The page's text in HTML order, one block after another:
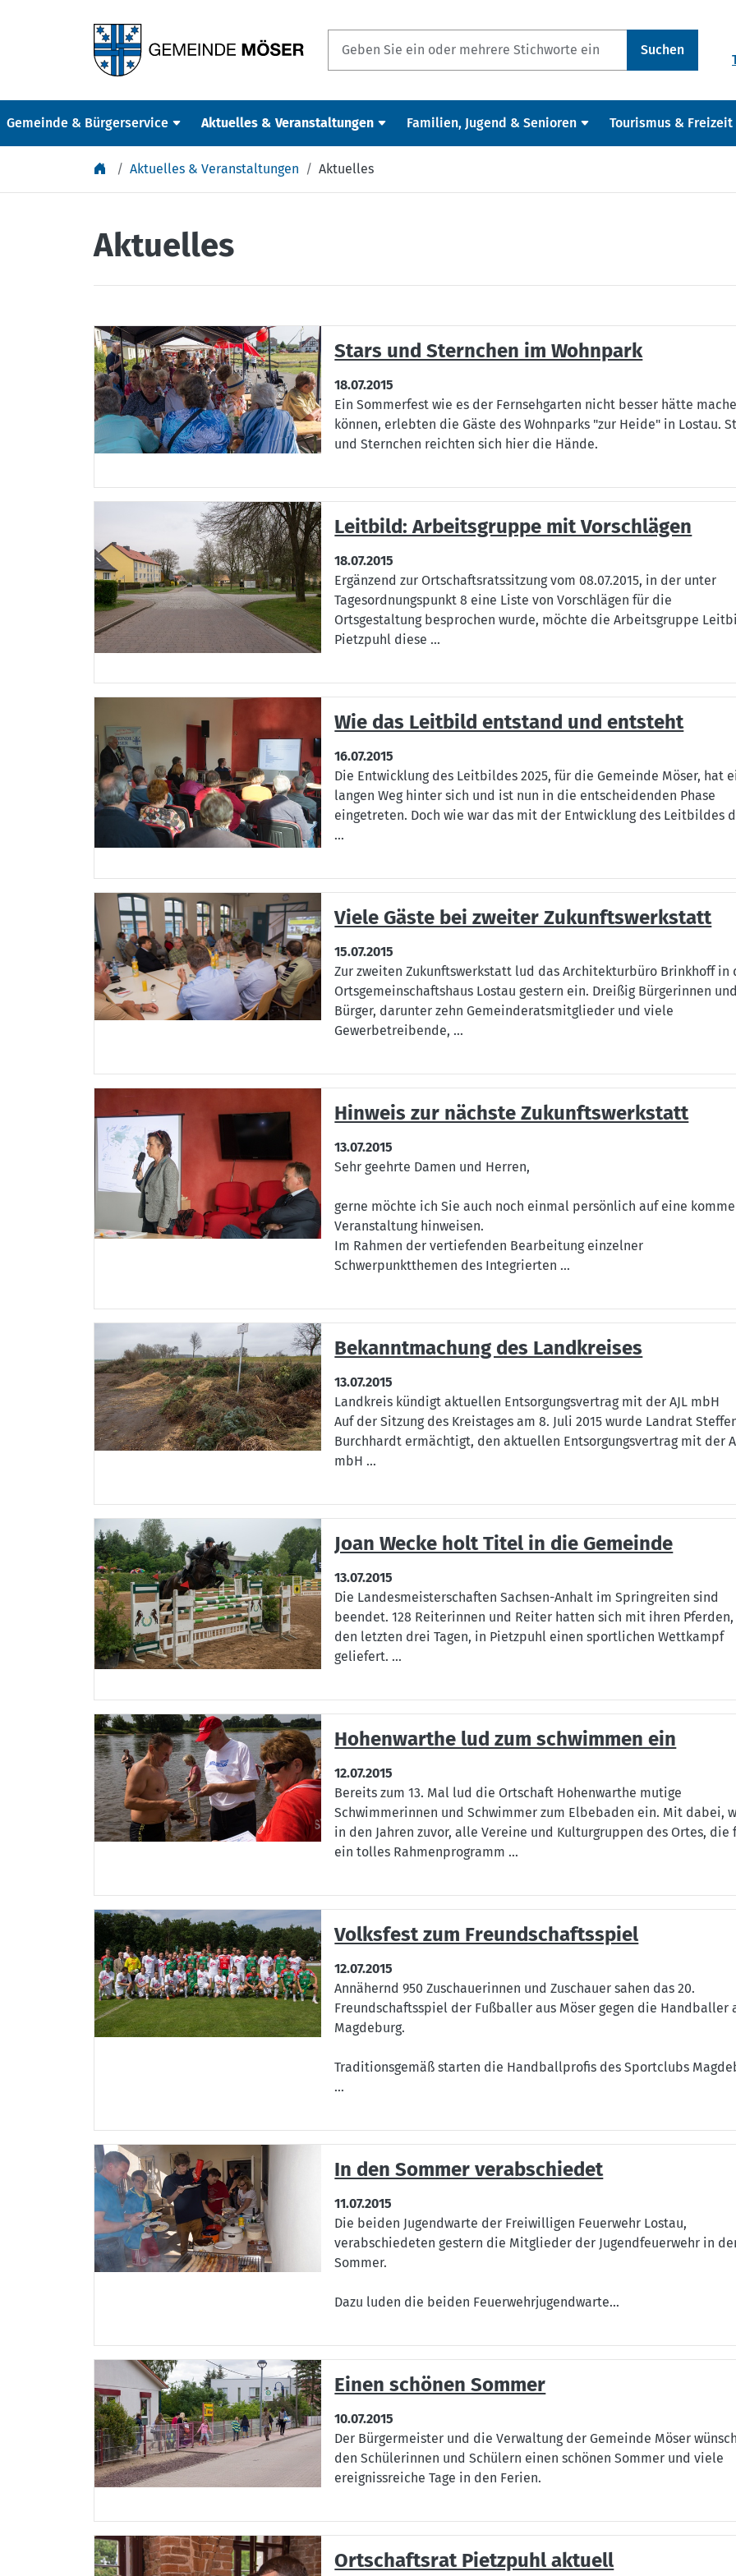
Suchen
Gemeinde & Bürgerservice Aktuelles & Veranstaltungen Familien, Jugend & Senioren Tourismus & Freizeit
Aktuelles & Veranstaltungen Aktuelles
Aktuelles
Stars und Sternchen im Wohnpark
18.07.2015
Ein Sommerfest wie es der Fernsehgarten nicht besser hätte
können, erlebten die Gäste des Wohnparks "zur Heide" in Lostau.
und Sternchen reichten sich hier die Hände.
Leitbild: Arbeitsgruppe mit Vorschlägen
18.07.2015
Ergänzend zur Ortschaftsratssitzung vom 08.07.2015, in der unter
Tagesordnungspunkt 8 eine Liste von Vorschlägen für die
Ortsgestaltung besprochen wurde, möchte die Arbeitsgruppe
Pietzpuhl diese ...
Wie das Leitbild entstand und entsteht
16.07.2015
Die Entwicklung des Leitbildes 2025, für die Gemeinde Möser, hat
langen Weg hinter sich und ist nun in die entscheidenden Phase
eingetreten. Doch wie war das mit der Entwicklung des Leitbildes
...
Viele Gäste bei zweiter Zukunftswerkstatt
15.07.2015
Zur zweiten Zukunftswerkstatt lud das Architekturbüro Brinkhoff in
Ortsgemeinschaftshaus Lostau gestern ein. Dreißig Bürgerinnen und
Bürger, darunter zehn Gemeinderatsmitglieder und viele
Gewerbetreibende, ...
Hinweis zur nächste Zukunftswerkstatt
13.07.2015
Sehr geehrte Damen und Herren,
gerne möchte ich Sie auch noch einmal persönlich auf eine
Veranstaltung hinweisen.
Im Rahmen der vertiefenden Bearbeitung einzelner
Schwerpunktthemen des Integrierten ...
Bekanntmachung des Landkreises
13.07.2015
Landkreis kündigt aktuellen Entsorgungsvertrag mit der AJL mbH
Auf der Sitzung des Kreistages am 8. Juli 2015 wurde Landrat
Burchhardt ermächtigt, den aktuellen Entsorgungsvertrag mit der
mbH ...
Joan Wecke holt Titel in die Gemeinde
13.07.2015
Die Landesmeisterschaften Sachsen-Anhalt im Springreiten sind
beendet. 128 Reiterinnen und Reiter hatten sich mit ihren Pferden,
den letzten drei Tagen, in Pietzpuhl einen sportlichen Wettkampf
geliefert. ...
Hohenwarthe lud zum schwimmen ein
12.07.2015
Bereits zum 13. Mal lud die Ortschaft Hohenwarthe mutige
Schwimmerinnen und Schwimmer zum Elbebaden ein. Mit dabei,
in den Jahren zuvor, alle Vereine und Kulturgruppen des Ortes, die
ein tolles Rahmenprogramm ...
Volksfest zum Freundschaftsspiel
12.07.2015
Annähernd 950 Zuschauerinnen und Zuschauer sahen das 20.
Freundschaftsspiel der Fußballer aus Möser gegen die Handballer
Magdeburg.
Traditionsgemäß starten die Handballprofis des Sportclubs
...
In den Sommer verabschiedet
11.07.2015
Die beiden Jugendwarte der Freiwilligen Feuerwehr Lostau,
verabschiedeten gestern die Mitglieder der Jugendfeuerwehr in
Sommer.
Dazu luden die beiden Feuerwehrjugendwarte...
Einen schönen Sommer
10.07.2015
Der Bürgermeister und die Verwaltung der Gemeinde Möser
den Schülerinnen und Schülern einen schönen Sommer und viele
ereignissreiche Tage in den Ferien.
Ortschaftsrat Pietzpuhl aktuell